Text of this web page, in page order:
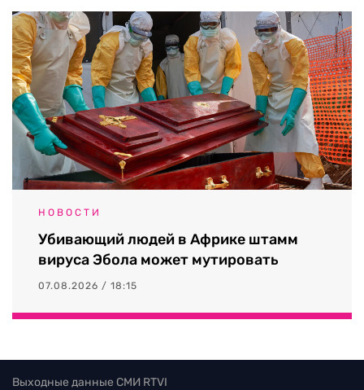
НОВОСТИ
Убивающий людей в Африке штамм
вируса Эбола может мутировать
07.08.2026 / 18:15
Выходные данные СМИ RTVI